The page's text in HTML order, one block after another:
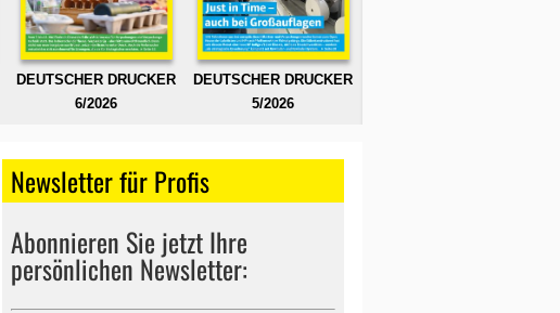
DEUTSCHER DRUCKER
6/2026
DEUTSCHER DRUCKER
5/2026
Newsletter für Profis
Abonnieren Sie jetzt Ihre
persönlichen Newsletter: